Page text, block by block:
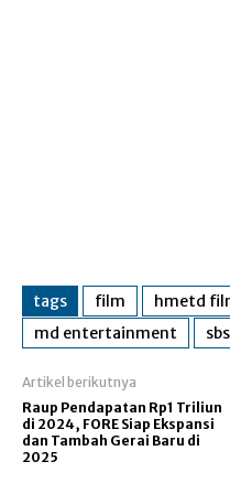
tags film hmetd
md entertainment
Artikel berikutnya
Raup Pendapatan Rp1 Triliun
di 2024, FORE Siap Ekspansi
dan Tambah Gerai Baru di
2025